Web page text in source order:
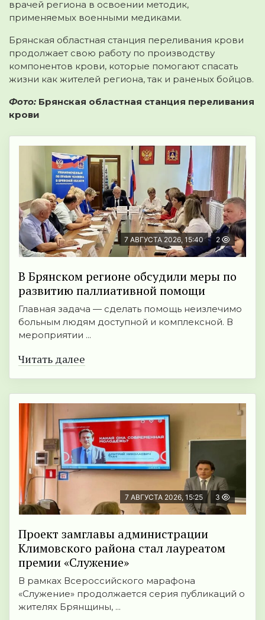
врачей региона в освоении методик,
применяемых военными медиками.
Брянская областная станция переливания крови
продолжает свою работу по производству
компонентов крови, которые помогают спасать
жизни как жителей региона, так и раненых бойцов.
Фото: Брянская областная станция переливания
крови
7 АВГУСТА 2026, 15:40 2
В Брянском регионе обсудили меры по
развитию паллиативной помощи
Главная задача — сделать помощь неизлечимо
больным людям доступной и комплексной. В
мероприятии ...
Читать далее
7 АВГУСТА 2026, 15:25 3
Проект замглавы администрации
Климовского района стал лауреатом
премии «Служение»
В рамках Всероссийского марафона
«Служение» продолжается серия публикаций о
жителях Брянщины, ...